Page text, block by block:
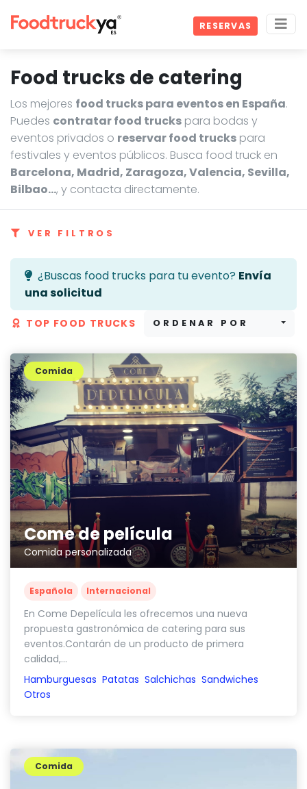
RESERVAS
Food trucks de catering
Los mejores food trucks para eventos en España.
Puedes contratar food trucks para bodas y
eventos privados o reservar food trucks para
festivales y eventos públicos. Busca food truck en
Barcelona, Madrid, Zaragoza, Valencia, Sevilla,
Bilbao…, y contacta directamente.
VER FILTROS
¿Buscas food trucks para tu evento? Envía
una solicitud
TOP FOOD TRUCKS ORDENAR POR
Come de película
Comida personalizada
Comida
Española Internacional
En Come Depelícula les ofrecemos una nueva
propuesta gastronómica de catering para sus
eventos.Contarán de un producto de primera
calidad,...
Hamburguesas Patatas Salchichas Sandwiches
Otros
Comida